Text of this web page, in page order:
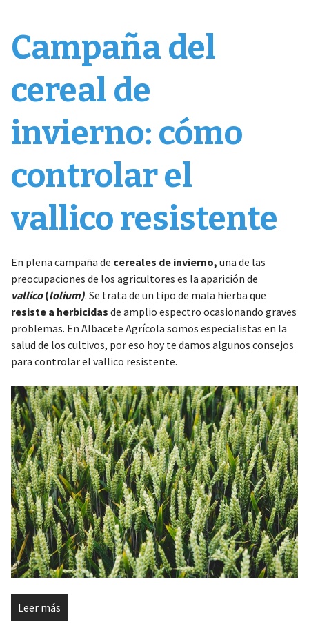
Campaña del
cereal de
invierno: cómo
controlar el
vallico resistente
En plena campaña de cereales de invierno, una de las
preocupaciones de los agricultores es la aparición de
vallico(lolium). Se trata de un tipo de mala hierba que
resiste a herbicidas de amplio espectro ocasionando graves
problemas. En Albacete Agrícola somos especialistas en la
salud de los cultivos, por eso hoy te damos algunos consejos
para controlar el vallico resistente.
Leer más